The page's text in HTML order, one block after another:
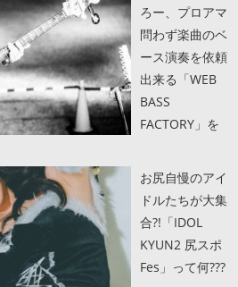
ろー、プロアマ
問わず楽曲のベ
ース演奏を依頼
出来る「WEB
BASS
FACTORY」を
お尻自慢のアイ
ドルたちが大集
合?!「IDOL
KYUN2 尻スポ
Fes」って何???